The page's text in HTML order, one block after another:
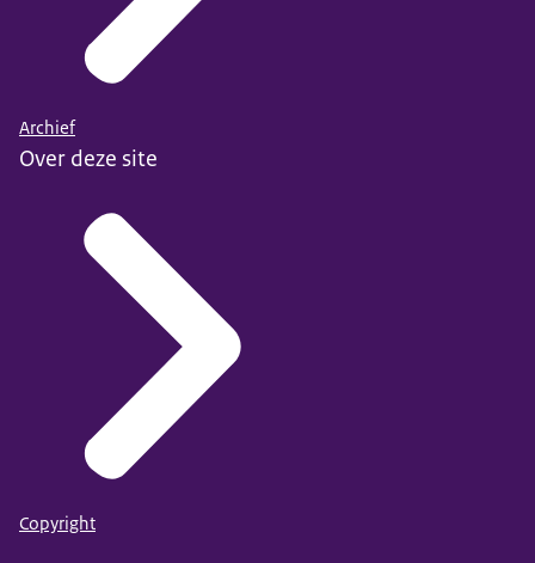
Archief
Over deze site
Copyright